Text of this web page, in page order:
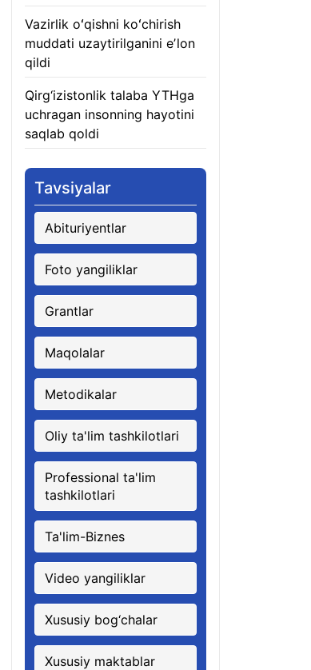
Vazirlik oʻqishni koʻchirish
muddati uzaytirilganini eʼlon
qildi
Qirg‘izistonlik talaba YTHga
uchragan insonning hayotini
saqlab qoldi
Tavsiyalar
Abituriyentlar
Foto yangiliklar
Grantlar
Maqolalar
Metodikalar
Oliy ta'lim tashkilotlari
Professional ta'lim
tashkilotlari
Ta'lim-Biznes
Video yangiliklar
Xususiy bog‘chalar
Xususiy maktablar